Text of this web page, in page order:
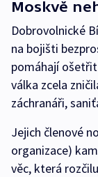
Moskvě
Dobrovolnické
na bojišti
pomáhají
válka zcela
záchranáři,
Jejich členové
organizace)
věc, která